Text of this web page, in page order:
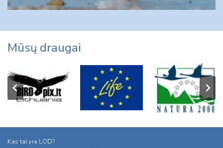
Mūsų draugai
Kas tai yra LOD?